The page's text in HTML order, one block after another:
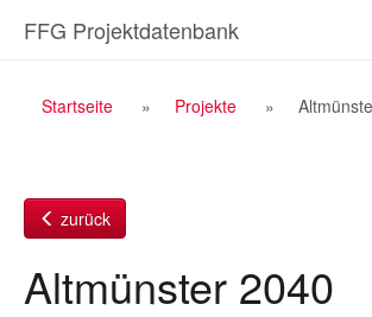
InhaltFFG Projektdatenbank
Breadcrumb
Startseite Projekte
zurück
Altmünster 2040